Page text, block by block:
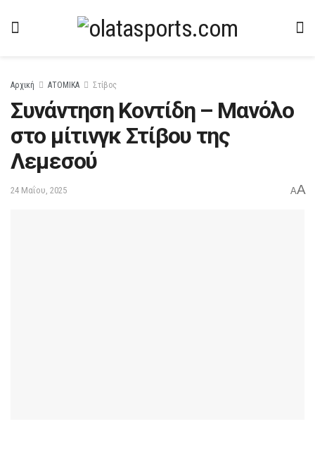
Αρχική ΑΤΟΜΙΚΑ Στίβος
Συνάντηση Κοντίδη – Μανόλο
στο μίτινγκ Στίβου της
Λεμεσού
24 Μαΐου, 2025 AA